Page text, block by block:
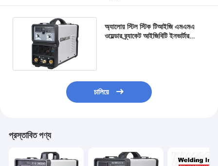
অ্যালোয় স্টিল স্টিক টিআইজি এমএমএ
ওয়েল্ডার ব্র্যাকেট আইজিবিটি ইনভার্টার
চালিয়ে
প্রস্তাবিত পণ্য